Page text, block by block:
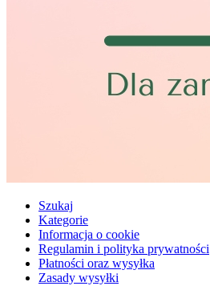
Szukaj
Kategorie
Informacja o cookie
Regulamin i polityka prywatności
Płatności oraz wysyłka
Zasady wysyłki